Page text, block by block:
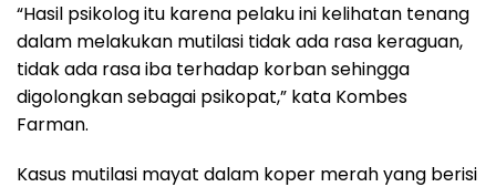
“Hasil psikolog itu karena pelaku ini kelihatan tenang
dalam melakukan mutilasi tidak ada rasa keraguan,
tidak ada rasa iba terhadap korban sehingga
digolongkan sebagai psikopat,” kata Kombes
Farman.
Kasus mutilasi mayat dalam koper merah yang berisi